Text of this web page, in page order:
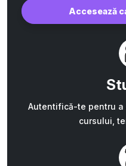
Accesează
Autentifică-te pentru
cursului,